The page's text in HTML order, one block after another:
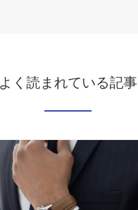
よく読まれている記事